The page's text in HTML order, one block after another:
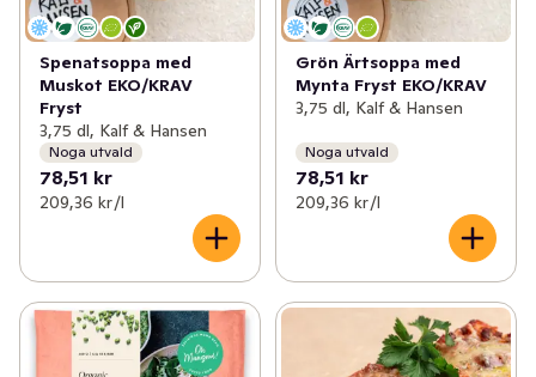
Spenatsoppa med
Muskot EKO/KRAV
Fryst
3,75 dl, Kalf & Hansen
Noga utvald
78,51 kr
209,36 kr /l
Grön Ärtsoppa med
Mynta Fryst EKO/KRAV
3,75 dl, Kalf & Hansen
Noga utvald
78,51 kr
209,36 kr /l